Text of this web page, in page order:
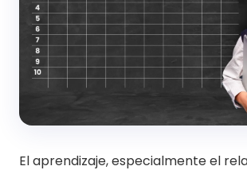
El aprendizaje, especialmente el